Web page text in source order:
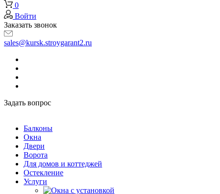
0
Войти
Заказать звонок
sales@kursk.stroygarant2.ru
Задать вопрос
Балконы
Окна
Двери
Ворота
Для домов и коттеджей
Остекление
Услуги